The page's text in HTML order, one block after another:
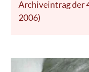
Archiveintrag der
2006)